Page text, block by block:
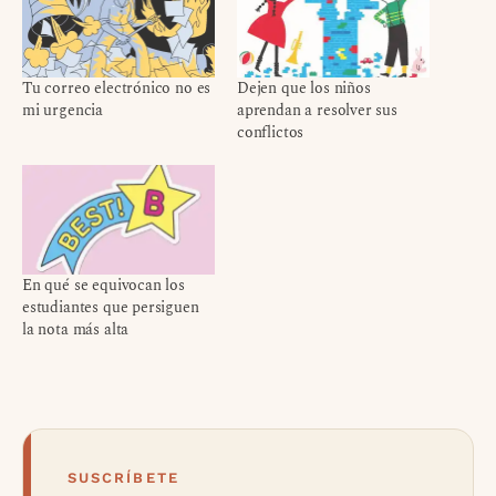
Tu correo electrónico no es
mi urgencia
Dejen que los niños
aprendan a resolver sus
conflictos
En qué se equivocan los
estudiantes que persiguen
la nota más alta
SUSCRÍBETE